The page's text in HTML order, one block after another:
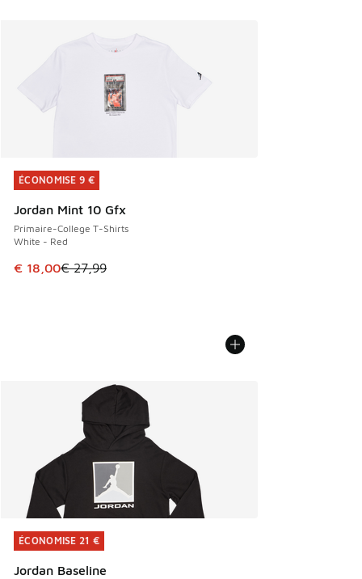
ÉCONOMISE 9 €
Jordan Mint 10 Gfx
Primaire-College T-Shirts
White - Red
Cet article est en promotion. Prix en baisse de € 27,99 à
€ 18,00€ 27,99
ÉCONOMISE 9 €
ÉCONOMISE 21 €
Jordan Baseline
ÉCONOMISE 21 €